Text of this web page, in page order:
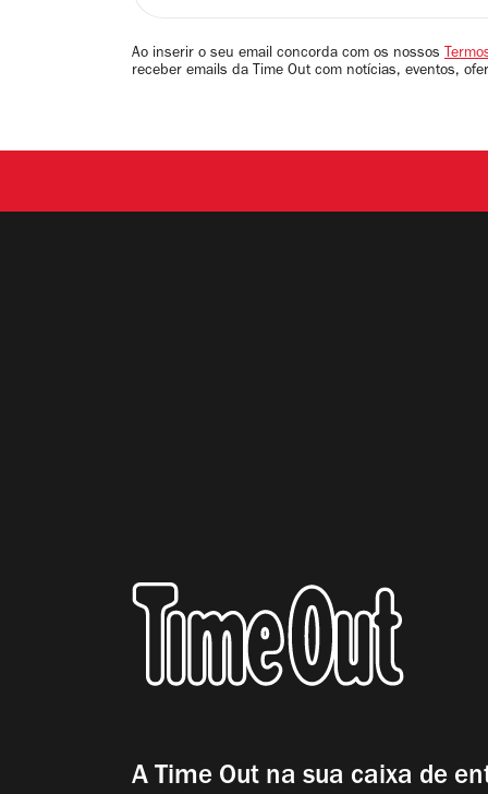
email
Ao inserir o seu email concorda com os nossos
receber emails da Time Out com notícias, eventos,
A Time Out na sua caixa de